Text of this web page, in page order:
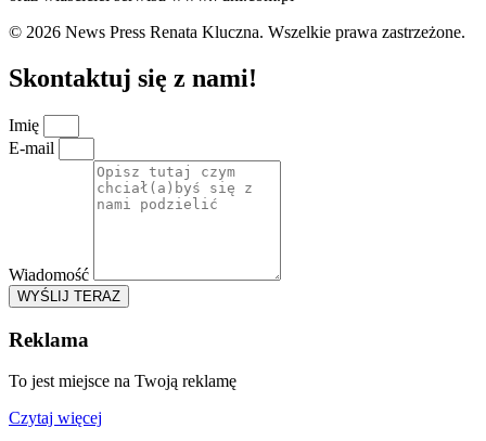
© 2026 News Press Renata Kluczna. Wszelkie prawa zastrzeżone.
Skontaktuj się z nami!
Imię
E-mail
Wiadomość
WYŚLIJ TERAZ
Reklama
To jest miejsce na Twoją reklamę
Czytaj więcej